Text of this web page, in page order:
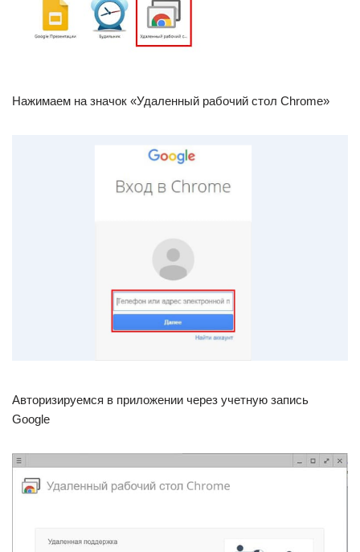
Нажимаем на значок «Удаленный рабочий стол Chrome»
Авторизируемся в приложении через учетную запись
Google